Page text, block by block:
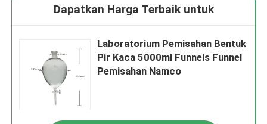
Dapatkan Harga Terbaik untuk
Laboratorium Pemisahan Bentuk
Pir Kaca 5000ml Funnels Funnel
Pemisahan Namco